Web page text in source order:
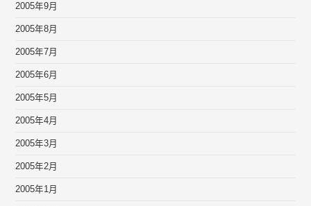
2005年9月
2005年8月
2005年7月
2005年6月
2005年5月
2005年4月
2005年3月
2005年2月
2005年1月